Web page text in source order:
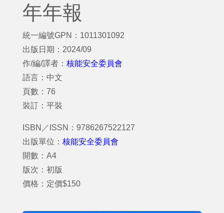
年年報
統一編號GPN：1011301092
出版日期：2024/09
作/編/譯者： 核能安全委員會
語言：中文
頁數：76
裝訂：平裝
ISBN／ISSN：9786267522127
出版單位： 核能安全委員會
開數：A4
版次：初版
價格：定價$150